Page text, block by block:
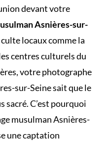
devant votre
Asnières-sur-
locaux comme la
centres culturels du
votre photographe
sur-Seine sait que le
sacré. C’est pourquoi
musulman Asnières-
une captation